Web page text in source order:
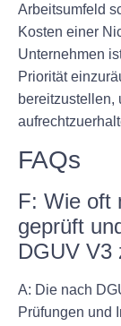
Arbeitsumfeld
Kosten einer
Unternehmen
Priorität
bereitzustellen,
FAQs
F: Wie oft
geprüft
DGUV V3
A: Die nach
Prüfungen und